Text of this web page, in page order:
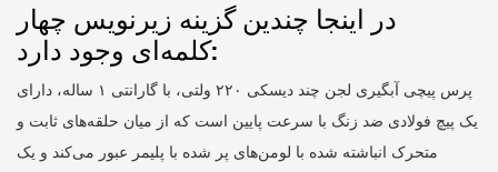
در اینجا چندین گزینه زیرنویس چهار
کلمه‌ای وجود دارد:
پرس پیچی آبگیری لجن چند دیسکی ۲۲۰ ولتی، با گارانتی ۱ ساله، دارای
یک پیچ فولادی ضد زنگ با سرعت پایین است که از میان حلقه‌های ثابت و
متحرک انباشته شده با لومن‌های پر شده با پلیمر عبور می‌کند و یک